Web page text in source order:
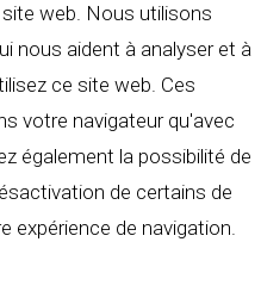
web. Nous utilisons
nous aident à analyser et à
ce site web. Ces
votre navigateur qu'avec
également la possibilité de
de certains de
expérience de navigation.